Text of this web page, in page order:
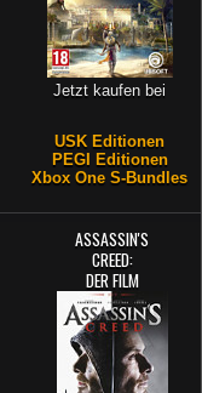
Jetzt kaufen bei
USK Editionen
PEGI Editionen
Xbox One S-Bundles
ASSASSIN'S
CREED:
DER FILM